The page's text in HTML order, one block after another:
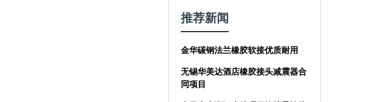
推荐新闻
金华碳钢法兰橡胶软接优质耐用
无锡华美达酒店橡胶接头减震器合
同项目